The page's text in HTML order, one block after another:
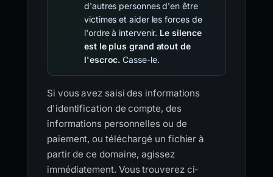
d'autres personnes d'en être
victimes et aider les forces de
l'ordre à intervenir. Le silence
est le plus grand atout de
l'escroc. Casse-le.
Si vous avez saisi des informations
d'identification de compte, des
informations personnelles ou de
paiement, ou téléchargé un fichier à
partir de ce domaine, agissez
immédiatement. Vous trouverez ci-